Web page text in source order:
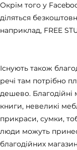
Окрім того у
діляться
наприклад, FREE
Існують також
речі там потрібно
дешево.
книги, невеликі
прикраси, сумки,
люди можуть
благодійних